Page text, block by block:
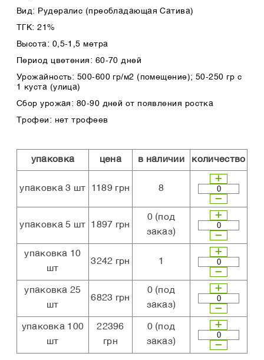
Вид: Рудералис (преобладающая Сатива)
ТГК: 21%
Высота: 0,5-1,5 метра
Период цветения: 60-70 дней
Урожайность: 500-600 гр/м2 (помещение); 50-250 гр с
1 куста (улица)
Сбор урожая: 80-90 дней от появления ростка
Трофеи: нет трофеев
упаковка цена в наличии количество
упаковка 3 шт 1189 грн 8
упаковка 5 шт 1897 грн
0(под
заказ)
упаковка 10
шт
3242 грн 1
упаковка 25
шт
6823 грн
0(под
заказ)
упаковка 100
шт
22396
грн
0(под
заказ)